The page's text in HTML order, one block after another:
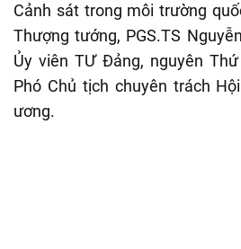
Cảnh sát trong môi trường
Thượng tướng, PGS.TS
Ủy viên TƯ Đảng, nguyên
Phó Chủ tịch chuyên trách
ương.